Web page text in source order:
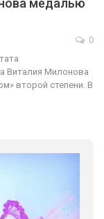
0
Виталия Милонова
второй степени. В
про те, що